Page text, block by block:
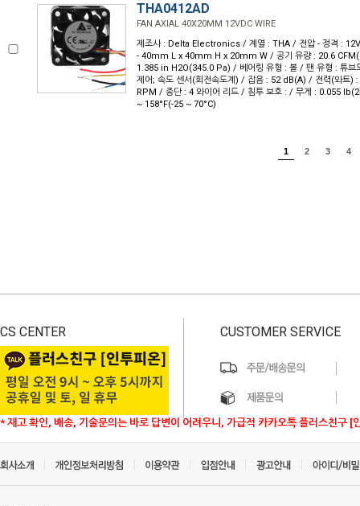
THA0412AD
FAN AXIAL 40X20MM 12VDC WIRE
제조사 : Delta Electronics / 계열 : THA / 전압 - 정격 :
- 40mm L x 40mm H x 20mm W / 공기 유량 : 20.6
1.385 in H2O(345.0 Pa) / 베어링 유형 : 볼 / 팬 유형 : 튜브
제어; 속도 센서(회전속도계) / 잡음 : 52 dB(A) / 전력(와트
RPM / 종단 : 4 와이어 리드 / 침투 보호 : / 무게 : 0.055
~ 158°F(-25 ~ 70°C)
1 2 3 4
CS CENTER
* 재고 확인, 배송, 기술문의는 바로 답변이 어려우니, 가급적 카카오톡 플러스친구 [
CUSTOMER SERVICE